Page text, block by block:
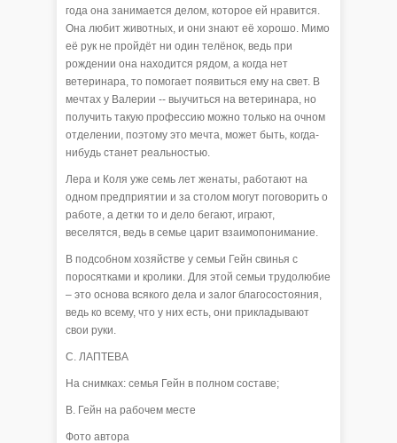
года она занимается делом, которое ей нравится.
Она любит животных, и они знают её хорошо. Мимо
её рук не пройдёт ни один телёнок, ведь при
рождении она находится рядом, а когда нет
ветеринара, то помогает появиться ему на свет. В
мечтах у Валерии -- выучиться на ветеринара, но
получить такую профессию можно только на очном
отделении, поэтому это мечта, может быть, когда-
нибудь станет реальностью.
Лера и Коля уже семь лет женаты, работают на
одном предприятии и за столом могут поговорить о
работе, а детки то и дело бегают, играют,
веселятся, ведь в семье царит взаимопонимание.
В подсобном хозяйстве у семьи Гейн свинья с
поросятками и кролики. Для этой семьи трудолюбие
– это основа всякого дела и залог благосостояния,
ведь ко всему, что у них есть, они прикладывают
свои руки.
С. ЛАПТЕВА
На снимках: семья Гейн в полном составе;
В. Гейн на рабочем месте
Фото автора